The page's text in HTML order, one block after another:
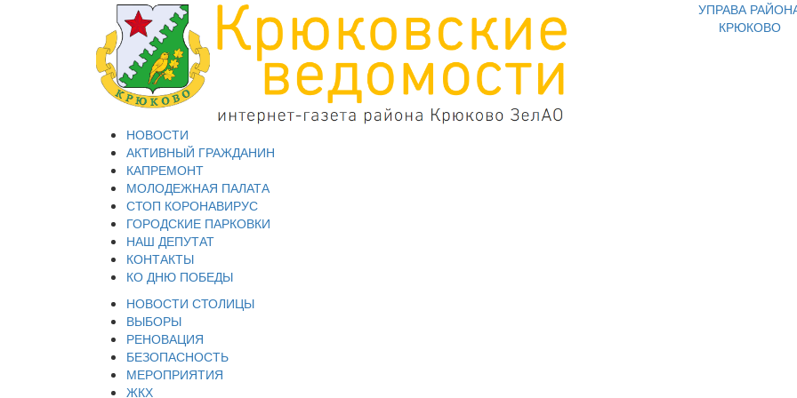
УПРАВА
КРЮКОВО
НОВОСТИ
АКТИВНЫЙ ГРАЖДАНИН
КАПРЕМОНТ
МОЛОДЕЖНАЯ ПАЛАТА
СТОП КОРОНАВИРУС
ГОРОДСКИЕ ПАРКОВКИ
НАШ ДЕПУТАТ
КОНТАКТЫ
КО ДНЮ ПОБЕДЫ
НОВОСТИ СТОЛИЦЫ
ВЫБОРЫ
РЕНОВАЦИЯ
БЕЗОПАСНОСТЬ
МЕРОПРИЯТИЯ
ЖКХ